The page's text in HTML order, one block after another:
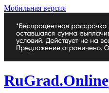
Мобильная версия
RuGrad.Online